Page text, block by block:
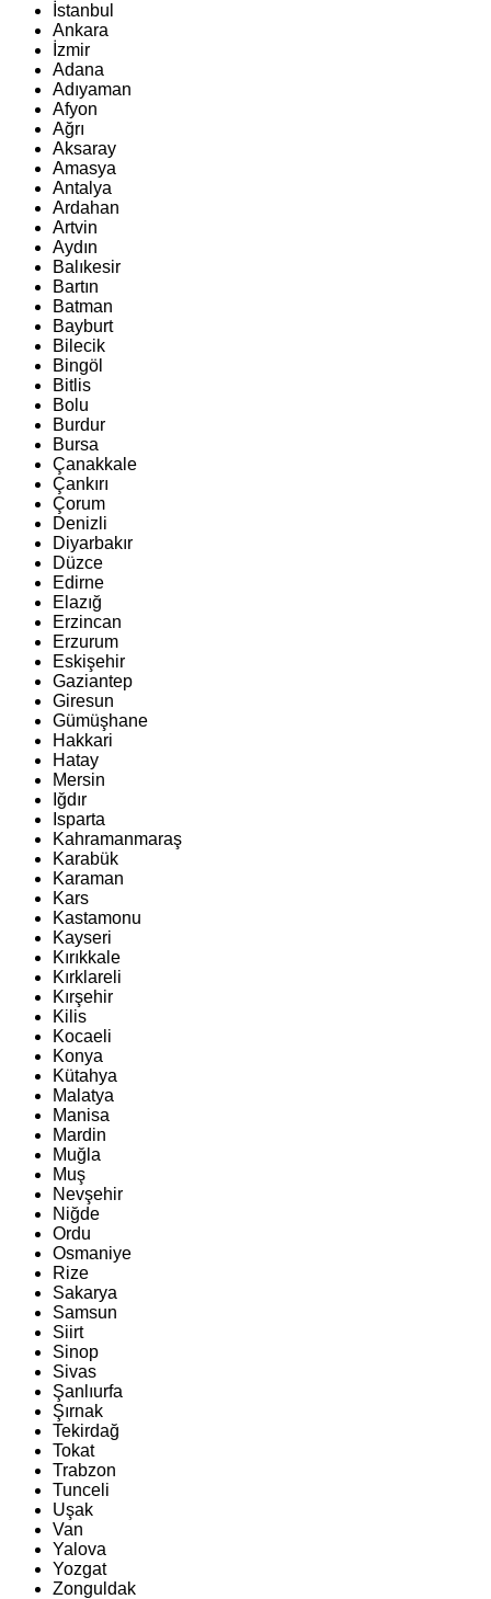
İstanbul
Ankara
İzmir
Adana
Adıyaman
Afyon
Ağrı
Aksaray
Amasya
Antalya
Ardahan
Artvin
Aydın
Balıkesir
Bartın
Batman
Bayburt
Bilecik
Bingöl
Bitlis
Bolu
Burdur
Bursa
Çanakkale
Çankırı
Çorum
Denizli
Diyarbakır
Düzce
Edirne
Elazığ
Erzincan
Erzurum
Eskişehir
Gaziantep
Giresun
Gümüşhane
Hakkari
Hatay
Mersin
Iğdır
Isparta
Kahramanmaraş
Karabük
Karaman
Kars
Kastamonu
Kayseri
Kırıkkale
Kırklareli
Kırşehir
Kilis
Kocaeli
Konya
Kütahya
Malatya
Manisa
Mardin
Muğla
Muş
Nevşehir
Niğde
Ordu
Osmaniye
Rize
Sakarya
Samsun
Siirt
Sinop
Sivas
Şanlıurfa
Şırnak
Tekirdağ
Tokat
Trabzon
Tunceli
Uşak
Van
Yalova
Yozgat
Zonguldak